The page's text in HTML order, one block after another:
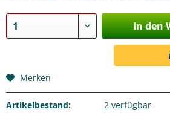
In den
Merken
Artikelbestand: 2verfügbar